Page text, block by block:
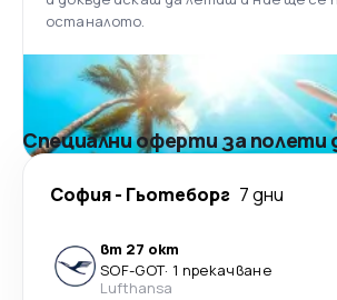
останалото.
Специални оферти за полети
София- Гьотеборг 7 дни
вт 27 окт
SOF-GOT· 1 прекачване
Lufthansa